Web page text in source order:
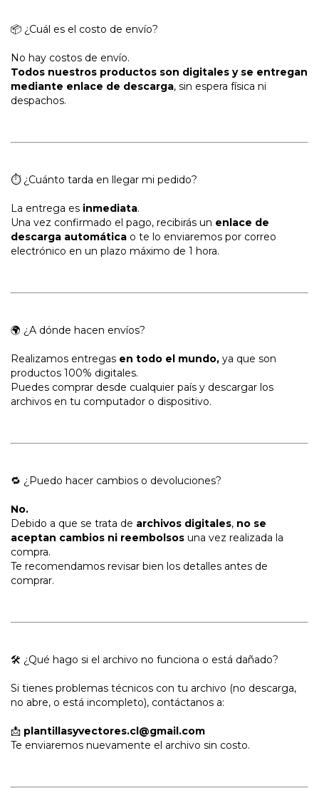
📦 ¿Cuál es el costo de envío?
No hay costos de envío.
Todos nuestros productos son digitales y se entregan
mediante enlace de descarga, sin espera física ni
despachos.
⏱ ¿Cuánto tarda en llegar mi pedido?
La entrega es inmediata.
Una vez confirmado el pago, recibirás un enlace de
descarga automática o te lo enviaremos por correo
electrónico en un plazo máximo de 1 hora.
🌍 ¿A dónde hacen envíos?
Realizamos entregas en todo el mundo, ya que son
productos 100% digitales.
Puedes comprar desde cualquier país y descargar los
archivos en tu computador o dispositivo.
🔁 ¿Puedo hacer cambios o devoluciones?
No.
Debido a que se trata de archivos digitales, no se
aceptan cambios ni reembolsos una vez realizada la
compra.
Te recomendamos revisar bien los detalles antes de
comprar.
🛠 ¿Qué hago si el archivo no funciona o está dañado?
Si tienes problemas técnicos con tu archivo (no descarga,
no abre, o está incompleto), contáctanos a:
📩 plantillasyvectores.cl@gmail.com
Te enviaremos nuevamente el archivo sin costo.